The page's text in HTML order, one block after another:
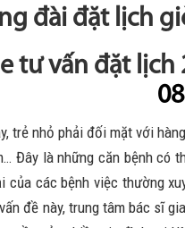
đài đặt lịch
tư vấn đặt lịch
trẻ nhỏ phải đối mặt với
Đây là những căn bệnh có
của các bệnh việc thường
đề này, trung tâm bác sĩ